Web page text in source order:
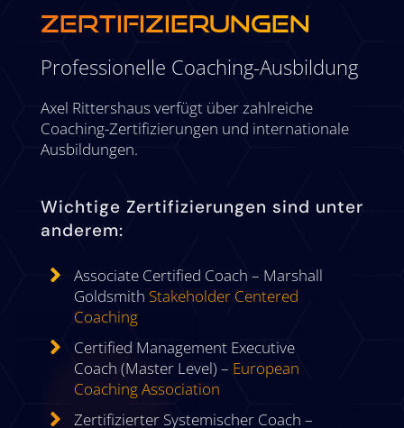
ZERTIFIZIERUNGEN
Professionelle Coaching-Ausbildung
Axel Rittershaus verfügt über zahlreiche
Coaching-Zertifizierungen und internationale
Ausbildungen.
Wichtige Zertifizierungen sind unter
anderem:

Associate Certified Coach – Marshall
Goldsmith Stakeholder Centered
Coaching

Certified Management Executive
Coach (Master Level) – European
Coaching Association

Zertifizierter Systemischer Coach –